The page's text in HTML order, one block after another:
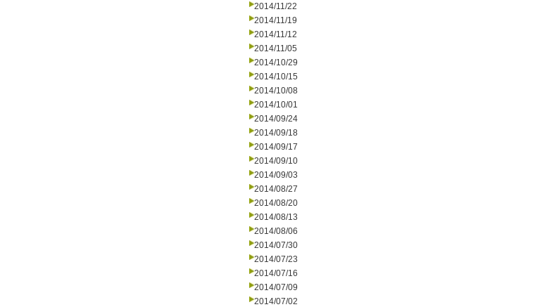
2014/11/22
2014/11/19
2014/11/12
2014/11/05
2014/10/29
2014/10/15
2014/10/08
2014/10/01
2014/09/24
2014/09/18
2014/09/17
2014/09/10
2014/09/03
2014/08/27
2014/08/20
2014/08/13
2014/08/06
2014/07/30
2014/07/23
2014/07/16
2014/07/09
2014/07/02